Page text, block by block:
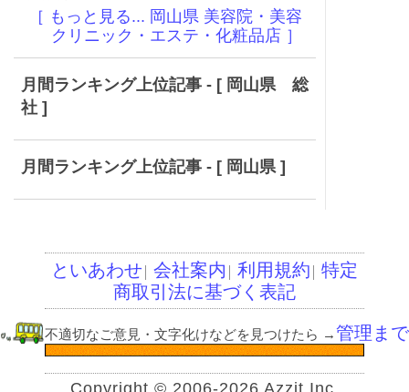
［ もっと見る... 岡山県 美容院・美容
クリニック・エステ・化粧品店 ］
月間ランキング上位記事 - [ 岡山県 総
社 ]
月間ランキング上位記事 - [ 岡山県 ]
といあわせ 会社案内 利用規約 特定
商取引法に基づく表記
不適切なご意見・文字化けなどを見つけたら →管理まで